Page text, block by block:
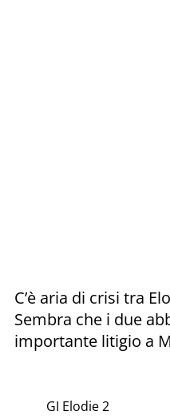
GI Elodie 2
C’è aria di crisi tra
Sembra che i due
importante litigio a